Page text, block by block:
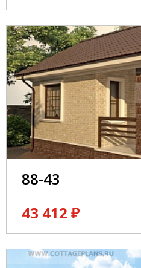
88-43
43 412 ₽